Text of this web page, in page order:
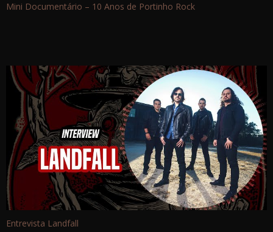
Mini Documentário – 10 Anos de Portinho Rock
Entrevista Landfall